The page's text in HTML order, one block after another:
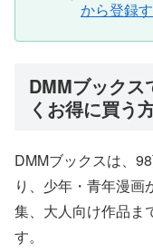
から登録
DMMブックス
くお得に買う
DMMブックスは、
り、少年・青年漫
集、大人向け作品ま
す。